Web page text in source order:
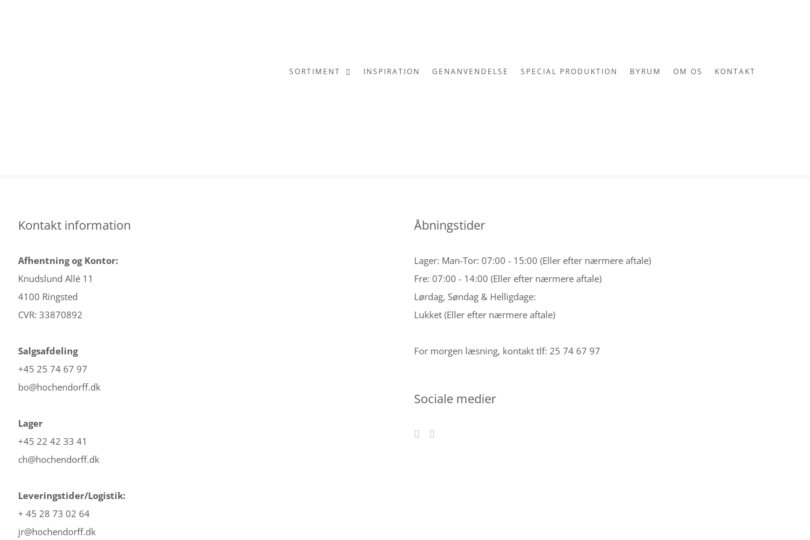
SORTIMENT INSPIRATION GENANVENDELSE SPECIAL PRODUKTION BYRUM OM OS KONTAKT
Kontakt information
Afhentning og Kontor:
Knudslund Allé 11
4100 Ringsted
CVR: 33870892
Salgsafdeling
+45 25 74 67 97
bo@hochendorff.dk
Lager
+45 22 42 33 41
ch@hochendorff.dk
Leveringstider/Logistik:
+ 45 28 73 02 64
jr@hochendorff.dk
Åbningstider
Lager: Man-Tor: 07:00 - 15:00 (Eller efter nærmere aftale)
Fre: 07:00 - 14:00 (Eller efter nærmere aftale)
Lørdag, Søndag & Helligdage:
Lukket (Eller efter nærmere aftale)
For morgen læsning, kontakt tlf: 25 74 67 97
Sociale medier